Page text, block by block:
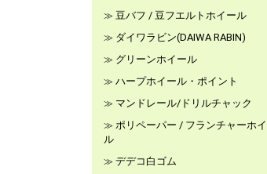
豆バフ / 豆フエルトホイール
ダイワラビン(DAIWA RABIN)
グリーンホイール
ハープホイール・ポイント
マンドレール/ドリルチャック
ポリペーパー / フランチャーホ
ル
デデコ白ゴム